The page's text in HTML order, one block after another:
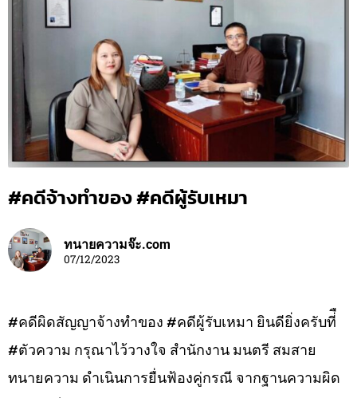
#คดีจ้างทำของ #คดีผู้รับเหมา
ทนายความจ๊ะ.com
07/12/2023
#คดีผิดสัญญาจ้างทำของ #คดีผู้รับเหมา ยินดียิ่งครับที่ื
#ตัวความ กรุณาไว้วางใจ สำนักงาน มนตรี สมสาย
ทนายความ ดำเนินการยื่นฟ้องคู่กรณี จากฐานความผิด